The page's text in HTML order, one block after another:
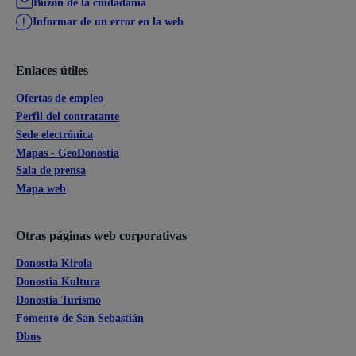
Buzón de la ciudadanía
Informar de un error en la web
Enlaces útiles
Ofertas de empleo
Perfil del contratante
Sede electrónica
Mapas - GeoDonostia
Sala de prensa
Mapa web
Otras páginas web corporativas
Donostia Kirola
Donostia Kultura
Donostia Turismo
Fomento de San Sebastián
Dbus